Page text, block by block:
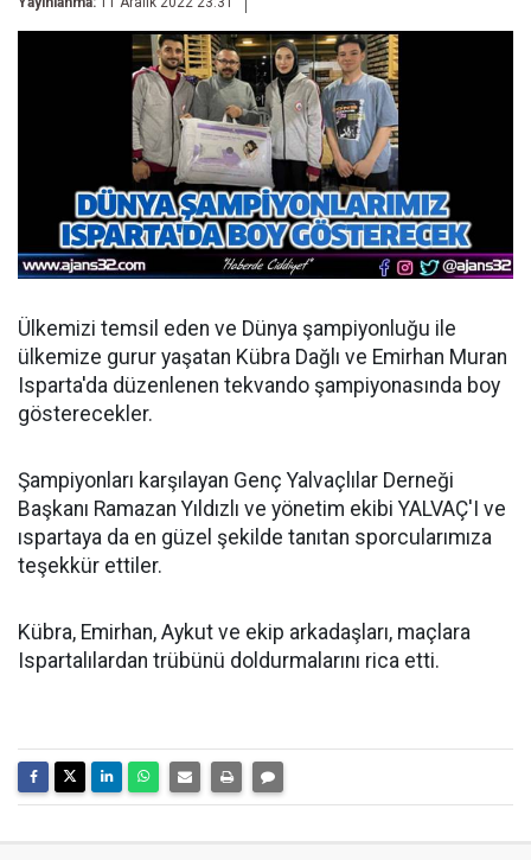
Ülkemizi temsil eden ve Dünya şampiyonluğu ile
ülkemize gurur yaşatan Kübra Dağlı ve Emirhan Muran
Isparta'da düzenlenen tekvando şampiyonasında boy
gösterecekler.
Şampiyonları karşılayan Genç Yalvaçlılar Derneği
Başkanı Ramazan Yıldızlı ve yönetim ekibi YALVAÇ'I ve
ıspartaya da en güzel şekilde tanıtan sporcularımıza
teşekkür ettiler.
Kübra, Emirhan, Aykut ve ekip arkadaşları, maçlara
Ispartalılardan trübünü doldurmalarını rica etti.